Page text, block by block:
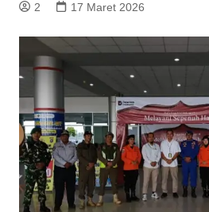
2 17 Maret 2026